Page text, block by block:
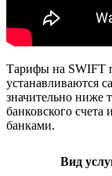
Тарифы на SWIFT
устанавливаются
значительно ниже
банковского счета
банками.
Вид